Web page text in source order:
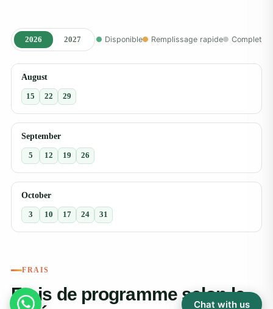
2026 2027 Disponible Remplissage rapide Complet
August
15 22 29
September
5 12 19 26
October
3 10 17 24 31
FRAIS
Frais de programme selon la
Chat with us